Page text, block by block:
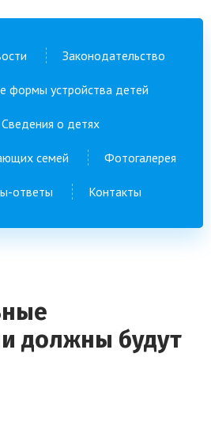
Законодательство
формы устройства детей
Сведения о детях
семей Фотогалерея
ответы Контакты
должны будут